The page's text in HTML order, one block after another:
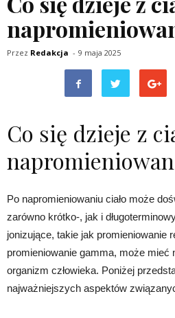
Przez Redakcja - 9 maja 2025
Co się dzieje z
Po napromieniowaniu ciało może
zarówno krótko-, jak i
jonizujące, takie jak promieniowanie
promieniowanie gamma, może mieć
organizm człowieka. Poniżej
najważniejszych aspektów